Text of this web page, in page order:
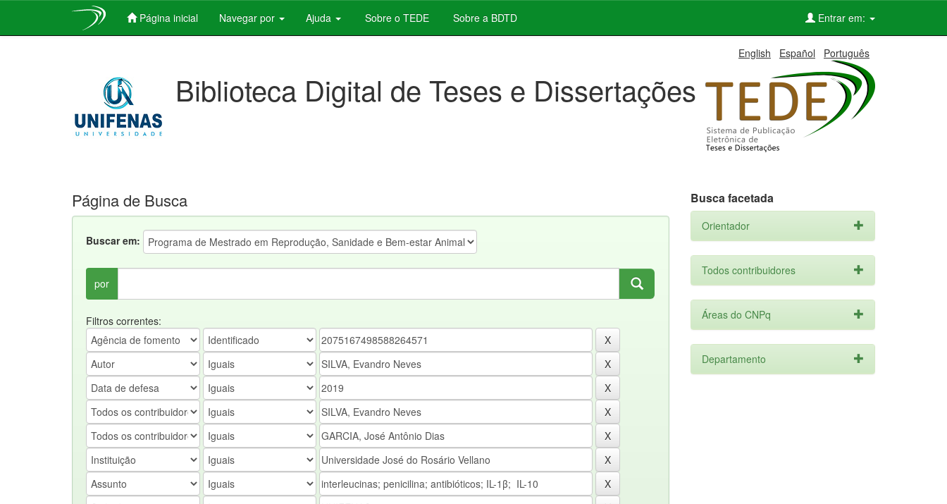
Página inicial Navegar por Ajuda Sobre o TEDE Sobre a BDTD Entrar em:
English Español Português
Biblioteca Digital de Teses e Dissertações
Página de Busca
Buscar em:
por
Filtros correntes:
Busca facetada
Orientador
Todos contribuidores
Áreas do CNPq
Departamento